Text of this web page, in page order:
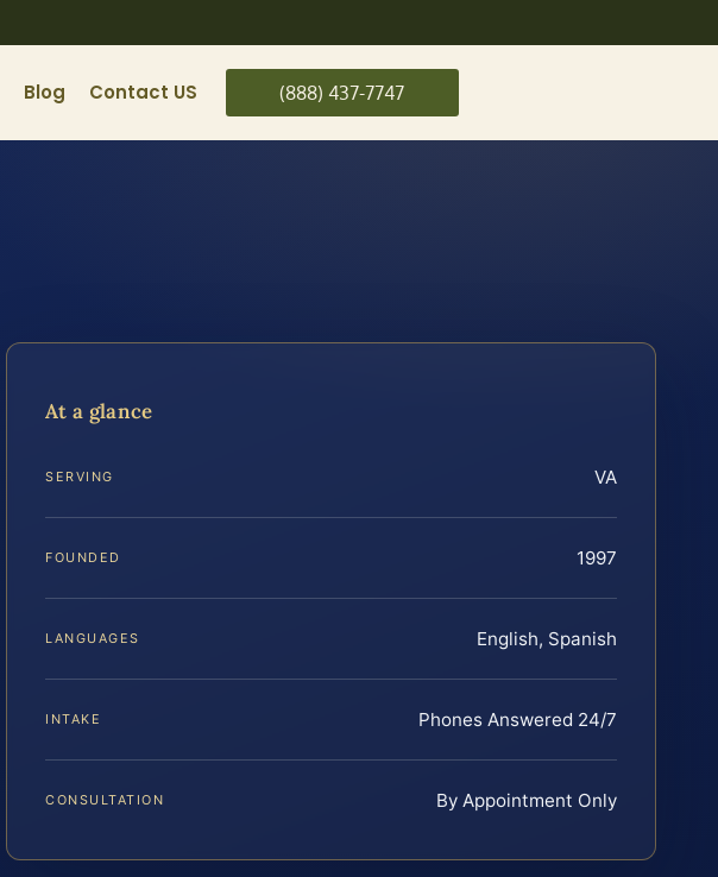
Blog Contact US (888) 437-7747
At a glance
SERVING VA
FOUNDED 1997
LANGUAGES English, Spanish
INTAKE Phones Answered 24/7
CONSULTATION By Appointment Only